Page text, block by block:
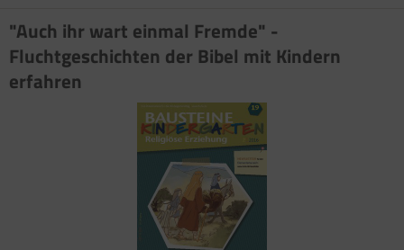
"Auch ihr wart einmal Fremde" -
Fluchtgeschichten der Bibel mit Kindern
erfahren